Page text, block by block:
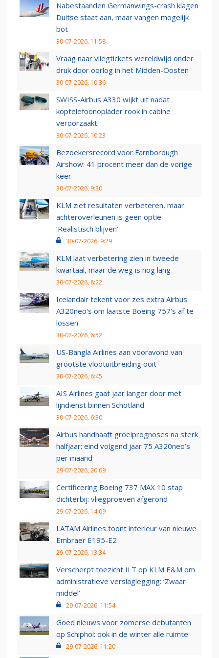
Nabestaanden Germanwings-crash klagen
Duitse staat aan, maar vangen mogelijk
bot
30-07-2026, 11:58
Vraag naar vliegtickets wereldwijd onder
druk door oorlog in het Midden-Oosten
30-07-2026, 10:36
SWISS-Airbus A330 wijkt uit nadat
koptelefoonoplader rook in cabine
veroorzaakt
30-07-2026, 10:23
Bezoekersrecord voor Farnborough
Airshow: 41 procent meer dan de vorige
keer
30-07-2026, 9:30
KLM ziet resultaten verbeteren, maar
achteroverleunen is geen optie:
‘Realistisch blijven’
30-07-2026, 9:29
KLM laat verbetering zien in tweede
kwartaal, maar de weg is nog lang
30-07-2026, 8:22
Icelandair tekent voor zes extra Airbus
A320neo's om laatste Boeing 757's af te
lossen
30-07-2026, 6:52
US-Bangla Airlines aan vooravond van
grootste vlootuitbreiding ooit
30-07-2026, 6:45
AIS Airlines gaat jaar langer door met
lijndienst binnen Schotland
30-07-2026, 6:30
Airbus handhaaft groeiprognoses na sterk
halfjaar: eind volgend jaar 75 A320neo’s
per maand
29-07-2026, 20:09
Certificering Boeing 737 MAX 10 stap
dichterbij: vliegproeven afgerond
29-07-2026, 14:09
LATAM Airlines toont interieur van nieuwe
Embraer E195-E2
29-07-2026, 13:34
Verscherpt toezicht ILT op KLM E&M om
administratieve verslaglegging: ‘Zwaar
middel’
29-07-2026, 11:54
Goed nieuws voor zomerse debutanten
op Schiphol: ook in de winter alle ruimte
29-07-2026, 11:20